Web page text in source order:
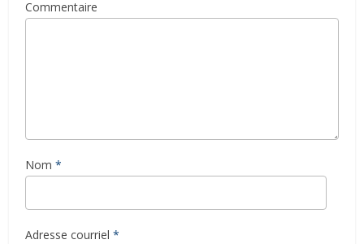
Commentaire
Nom *
Adresse courriel *